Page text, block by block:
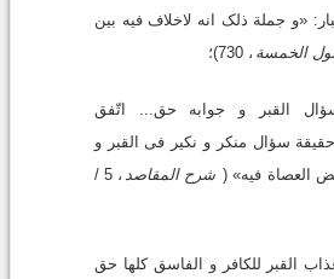
«و جملة ذلک انه لاخلاف فیه بین
الخمسة ، 730)؛
القبر و جوابه حق... اتّفق
حقیقة سؤال منکر و نکیر فى القبر و
العصاة فیه» ( شرح المقاصد
، 5 /
القبر للکافر و الفاسق کلها حق